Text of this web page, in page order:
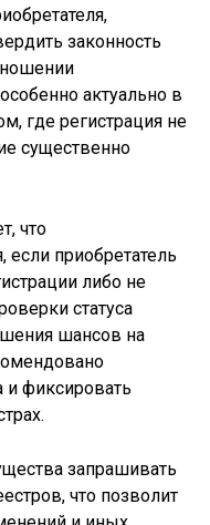
законность
актуально в
где регистрация не
существенно
что
если приобретатель
либо не
статуса
шансов на
фиксировать
запрашивать
что позволит